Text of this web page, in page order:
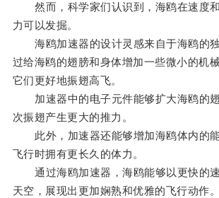
然而，科学家们认识到，海鸥在速度
力可以发掘。
海鸥加速器的设计灵感来自于海鸥的独
过给海鸥的翅膀和身体增加一些微小的机
它们更好地振翅高飞。
加速器中的电子元件能够扩大海鸥的
次振翅产生更大的推力。
此外，加速器还能够增加海鸥体内的
飞行时拥有更长久的体力。
通过海鸥加速器，海鸥能够以更快的
天空，展现出更加娴熟和优雅的飞行动作。